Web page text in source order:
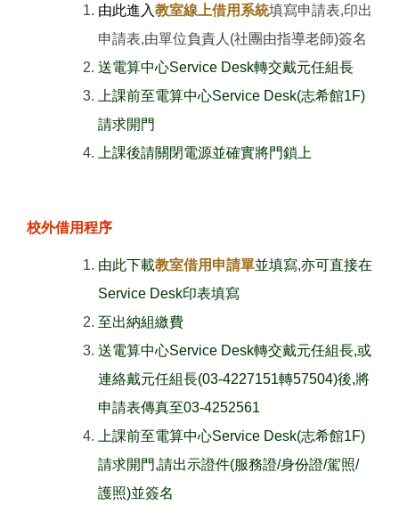
由此進入教室線上借用系統填寫申請表,印出
申請表,由單位負責人(社團由指導老師)簽名
送電算中心Service Desk轉交戴元任組長
上課前至電算中心Service Desk(志希館1F)
請求開門
上課後請關閉電源並確實將門鎖上
校外借用程序
由此下載教室借用申請單並填寫,亦可直接在
Service Desk印表填寫
至出納組繳費
送電算中心Service Desk轉交戴元任組長,或
連絡戴元任組長(03-4227151轉57504)後,將
申請表傳真至03-4252561
上課前至電算中心Service Desk(志希館1F)
請求開門,請出示證件(服務證/身份證/駕照/
護照)並簽名